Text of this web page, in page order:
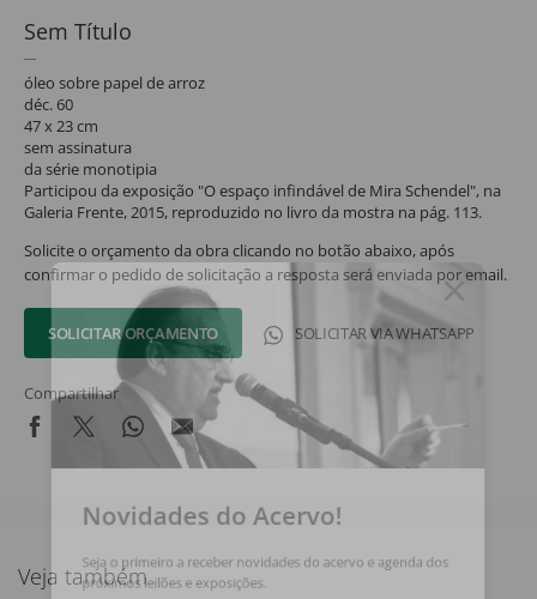
Sem Título
óleo sobre papel de arroz
déc. 60
47 x 23 cm
sem assinatura
da série monotipia
Participou da exposição "O espaço infindável de Mira Schendel", na
Galeria Frente, 2015, reproduzido no livro da mostra na pág. 113.
Solicite o orçamento da obra clicando no botão abaixo, após
confirmar o pedido de solicitação a resposta será enviada por email.
SOLICITAR ORÇAMENTO SOLICITAR VIA WHATSAPP
Compartilhar
Veja também
Novidades do Acervo!
Seja o primeiro a receber novidades do acervo e agenda dos
próximos leilões e exposições.